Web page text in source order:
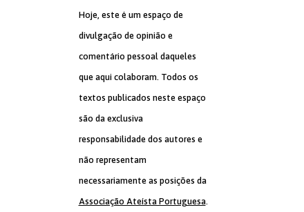
Hoje, este é um espaço de
divulgação de opinião e
comentário pessoal daqueles
que aqui colaboram. Todos os
textos publicados neste espaço
são da exclusiva
responsabilidade dos autores e
não representam
necessariamente as posições da
Associação Ateísta Portuguesa.